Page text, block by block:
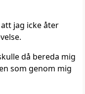
jag icke åter
då bereda mig
som genom mig